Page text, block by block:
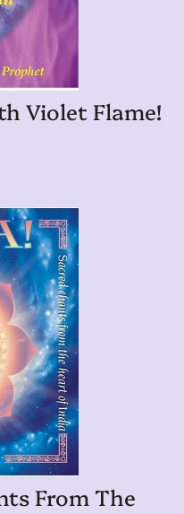
Violet Flame!
From The